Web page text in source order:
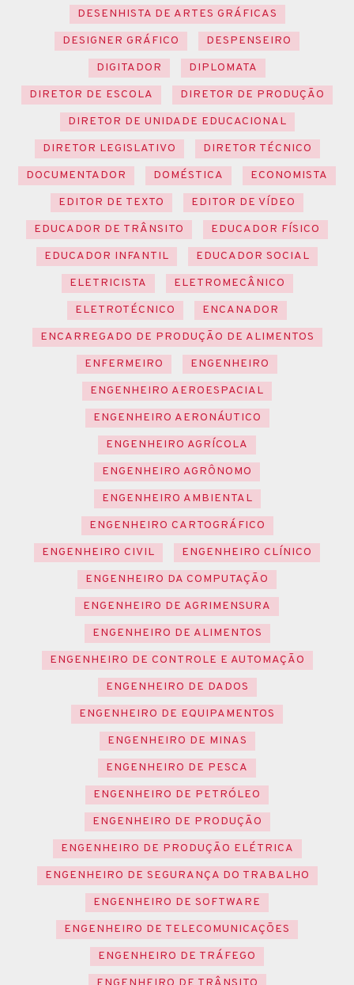
DESENHISTA DE ARTES GRÁFICAS
DESIGNER GRÁFICO
DESPENSEIRO
DIGITADOR
DIPLOMATA
DIRETOR DE ESCOLA
DIRETOR DE PRODUÇÃO
DIRETOR DE UNIDADE EDUCACIONAL
DIRETOR LEGISLATIVO
DIRETOR TÉCNICO
DOCUMENTADOR
DOMÉSTICA
ECONOMISTA
EDITOR DE TEXTO
EDITOR DE VÍDEO
EDUCADOR DE TRÂNSITO
EDUCADOR FÍSICO
EDUCADOR INFANTIL
EDUCADOR SOCIAL
ELETRICISTA
ELETROMECÂNICO
ELETROTÉCNICO
ENCANADOR
ENCARREGADO DE PRODUÇÃO DE ALIMENTOS
ENFERMEIRO
ENGENHEIRO
ENGENHEIRO AEROESPACIAL
ENGENHEIRO AERONÁUTICO
ENGENHEIRO AGRÍCOLA
ENGENHEIRO AGRÔNOMO
ENGENHEIRO AMBIENTAL
ENGENHEIRO CARTOGRÁFICO
ENGENHEIRO CIVIL
ENGENHEIRO CLÍNICO
ENGENHEIRO DA COMPUTAÇÃO
ENGENHEIRO DE AGRIMENSURA
ENGENHEIRO DE ALIMENTOS
ENGENHEIRO DE CONTROLE E AUTOMAÇÃO
ENGENHEIRO DE DADOS
ENGENHEIRO DE EQUIPAMENTOS
ENGENHEIRO DE MINAS
ENGENHEIRO DE PESCA
ENGENHEIRO DE PETRÓLEO
ENGENHEIRO DE PRODUÇÃO
ENGENHEIRO DE PRODUÇÃO ELÉTRICA
ENGENHEIRO DE SEGURANÇA DO TRABALHO
ENGENHEIRO DE SOFTWARE
ENGENHEIRO DE TELECOMUNICAÇÕES
ENGENHEIRO DE TRÁFEGO